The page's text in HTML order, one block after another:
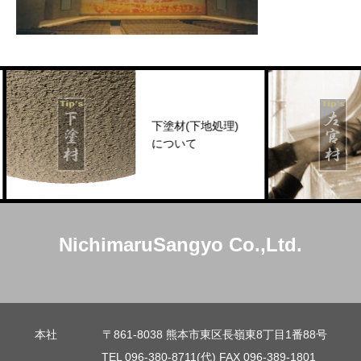
下塗材(下地処理)
について
NichimaruSangyo Co.,Ltd.
本社 〒861-8038 熊本市東区長嶺東8丁目1番88号
TEL 096-380-8711(代) FAX 096-389-1801